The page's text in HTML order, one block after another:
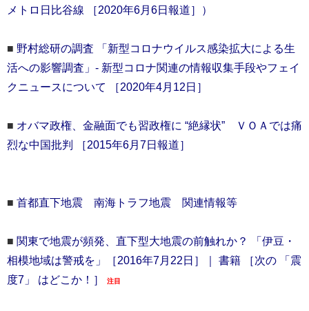
メトロ日比谷線 ［2020年6月6日報道］）
■ 野村総研の調査 「新型コロナウイルス感染拡大による生
活への影響調査」‐ 新型コロナ関連の情報収集手段やフェイ
クニュースについて ［2020年4月12日］
■ オバマ政権、金融面でも習政権に “絶縁状” ＶＯＡでは痛
烈な中国批判 ［2015年6月7日報道］
■ 首都直下地震 南海トラフ地震 関連情報等
■ 関東で地震が頻発、直下型大地震の前触れか？ 「伊豆・
相模地域は警戒を」［2016年7月22日］｜ 書籍 ［次の 「震
度7」 はどこか！］
注目